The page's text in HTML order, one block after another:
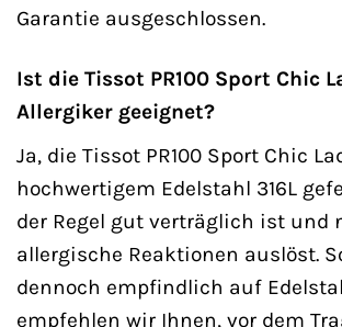
Garantie ausgeschlossen.
Ist die Tissot PR100 Sport Chic
Allergiker geeignet?
Ja, die Tissot PR100 Sport Chic
hochwertigem Edelstahl 316L
der Regel gut verträglich ist und
allergische Reaktionen auslöst.
dennoch empfindlich auf
empfehlen wir Ihnen, vor dem